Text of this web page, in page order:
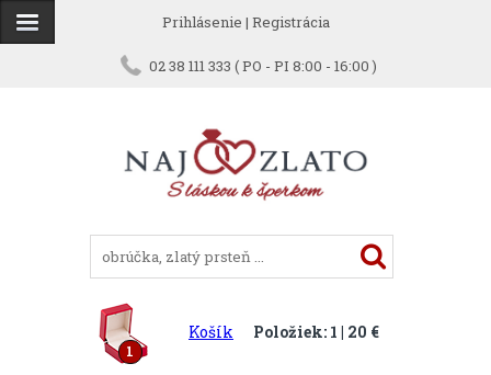
Prihlásenie | Registrácia
02 38 111 333 ( PO - PI 8:00 - 16:00 )
1
Košík Položiek: 1 | 20 €